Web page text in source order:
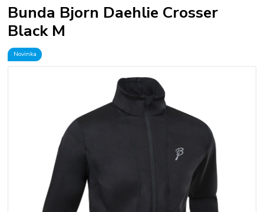
Bunda Bjorn Daehlie Crosser
Black M
Novinka